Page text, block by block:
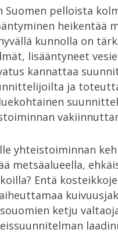
Suomen pelloista
heikentää
kunnolla on
lisääntyneet
kannattaa
ja
yhteistoiminnan
metsäalueella,
Entä
ketju